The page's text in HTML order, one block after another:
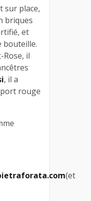
sur place,
briques
et
bouteille.
Rose, il
, il a
rouge
(et